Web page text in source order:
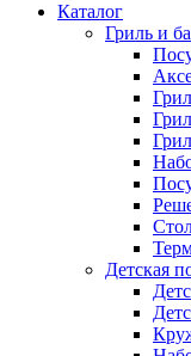
Каталог
Гриль и
Детская